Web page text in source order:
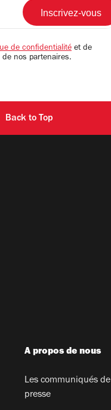
de confidentialité et de
nos partenaires.
Back to Top
A propos de nous
Les communiqués de
presse